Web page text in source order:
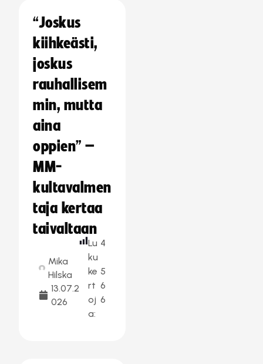
“Joskus
kiihkeästi,
joskus
rauhallisem
min, mutta
aina
oppien” –
MM-
kultavalmen
taja kertaa
taivaltaan
Mika
Hilska
13.07.2
026
Lu
ku
ke
rt
oj
a:
4
5
6
6